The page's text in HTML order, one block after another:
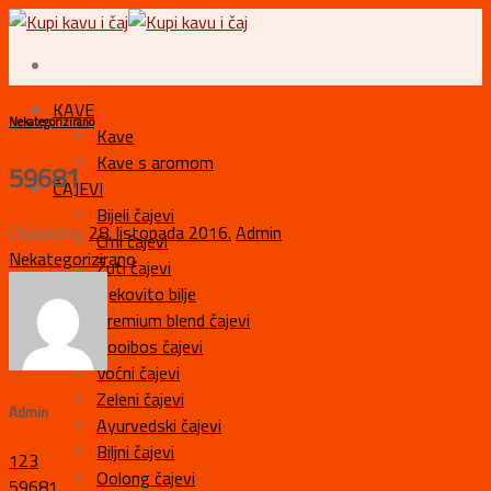
Skip
content
KAVE
Kave
Kave s aromom
ČAJEVI
Bijeli čajevi
Crni čajevi
Žuti čajevi
Ljekovito bilje
Premium blend čajevi
Rooibos čajevi
Voćni čajevi
Zeleni čajevi
Ayurvedski čajevi
Biljni čajevi
Oolong čajevi
Nekategorizirano
59681
Objavljeno 28. listopada 2016. Admin
Nekategorizirano
Admin
123